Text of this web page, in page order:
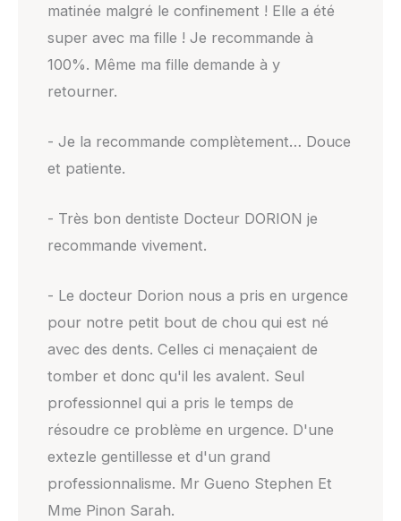
matinée malgré le confinement ! Elle a été
super avec ma fille ! Je recommande à
100%. Même ma fille demande à y
retourner.
- Je la recommande complètement… Douce
et patiente.
- Très bon dentiste Docteur DORION je
recommande vivement.
- Le docteur Dorion nous a pris en urgence
pour notre petit bout de chou qui est né
avec des dents. Celles ci menaçaient de
tomber et donc qu'il les avalent. Seul
professionnel qui a pris le temps de
résoudre ce problème en urgence. D'une
extezle gentillesse et d'un grand
professionnalisme. Mr Gueno Stephen Et
Mme Pinon Sarah.